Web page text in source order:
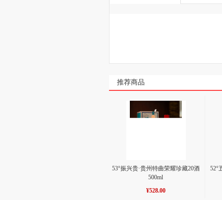
推荐商品
53°振兴贵·贵州特曲荣耀珍藏20酒
500ml
¥528.00
52°